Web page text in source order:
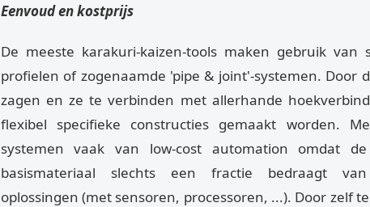
Eenvoud en kostprijs
De meeste karakuri-kaizen-tools maken gebruik van
profielen of zogenaamde 'pipe & joint'-systemen. Door
zagen en ze te verbinden met allerhande
flexibel specifieke constructies gemaakt worden.
systemen vaak van low-cost automation omdat
basismateriaal slechts een fractie bedraagt van
oplossingen (met sensoren, processoren, ...). Door zelf